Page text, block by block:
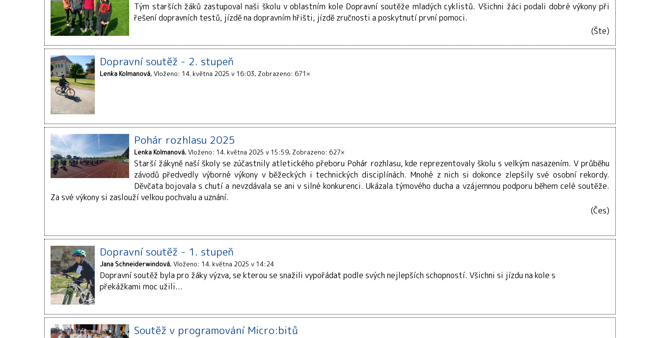
Tým starších žáků zastupoval naši školu v oblastním kole Dopravní soutěže mladých cyklistů. Všichni žáci podali dobré výkony při
řešení dopravních testů, jízdě na dopravním hřišti, jízdě zručnosti a poskytnutí první pomoci.
(Šte)
Dopravní soutěž - 2. stupeň
Lenka Kolmanová Vloženo: 14. května 2025 v 16:03 Zobrazeno: 671×
Pohár rozhlasu 2025
Lenka Kolmanová Vloženo: 14. května 2025 v 15:59 Zobrazeno: 627×
Starší žákyně naší školy se zúčastnily atletického přeboru Pohár rozhlasu, kde reprezentovaly školu s velkým nasazením. V průběhu
závodů předvedly výborné výkony v běžeckých i technických disciplínách. Mnohé z nich si dokonce zlepšily své osobní rekordy.
Děvčata bojovala s chutí a nevzdávala se ani v silné konkurenci. Ukázala týmového ducha a vzájemnou podporu během celé soutěže.
Za své výkony si zaslouží velkou pochvalu a uznání.
(Čes)
Dopravní soutěž - 1. stupeň
Jana Schneiderwindová Vloženo: 14. května 2025 v 14:24
Dopravní soutěž byla pro žáky výzva, se kterou se snažili vypořádat podle svých nejlepších schopností. Všichni si jízdu na kole s
překážkami moc užili...
Soutěž v programování Micro:bitů